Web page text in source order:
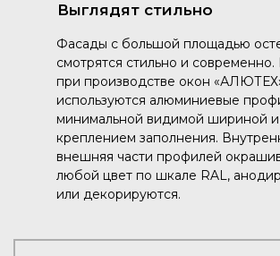
Выглядят стильно
Фасады с большой площадью
смотрятся стильно и
при производстве окон
используются алюминиевые
минимальной видимой шириной
креплением заполнения.
внешняя части профилей
любой цвет по шкале RAL,
или декорируются.